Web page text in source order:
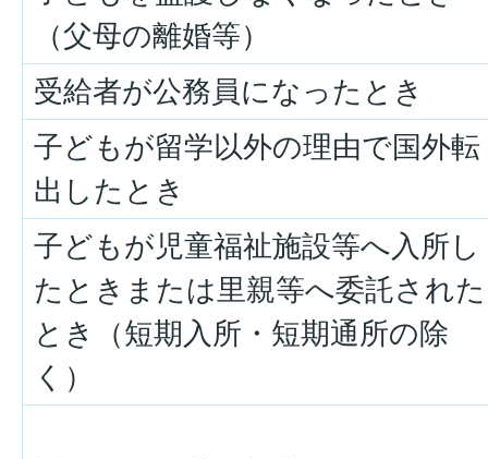
（父母の離婚等）
受給者が公務員になったとき
子どもが留学以外の理由で国外転
出したとき
子どもが児童福祉施設等へ入所し
たときまたは里親等へ委託された
とき（短期入所・短期通所の除
く）